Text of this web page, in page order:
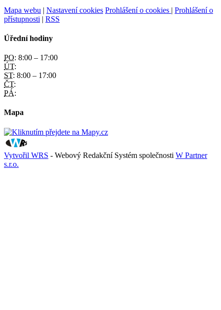
Mapa webu | Nastavení cookies Prohlášení o cookies | Prohlášení o
přístupnosti | RSS
Úřední hodiny
PO: 8:00 – 17:00
ÚT:
ST: 8:00 – 17:00
ČT:
PÁ:
Mapa
Vytvořil WRS - Webový Redakční Systém společnosti W Partner
s.r.o.